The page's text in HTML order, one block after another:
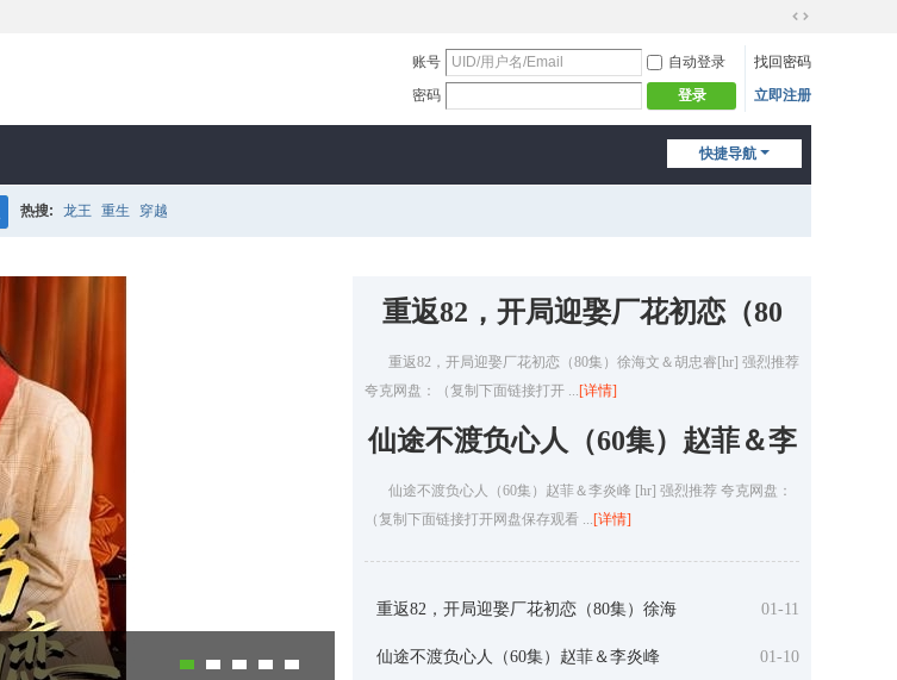
换
宽
版
账号 自动登录
找回密码
密码
登录 立即注册
快捷导航
热搜: 龙王 重生 穿越
仙途不渡负心人（60集）赵菲＆李炎峰
重返82，开局迎娶厂花初恋（80
集）徐海文＆
重返82，开局迎娶厂花初恋（80集）徐海文＆胡忠睿[hr] 强烈推荐
夸克网盘：（复制下面链接打开 ...[详情]
仙途不渡负心人（60集）赵菲＆李
炎峰
仙途不渡负心人（60集）赵菲＆李炎峰 [hr] 强烈推荐 夸克网盘：
（复制下面链接打开网盘保存观看 ...[详情]
重返82，开局迎娶厂花初恋（80集）徐海 01-11
仙途不渡负心人（60集）赵菲＆李炎峰 01-10